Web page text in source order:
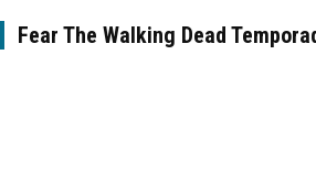
Fear The Walking Dead